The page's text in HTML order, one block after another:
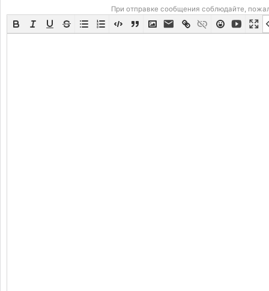
При отправке сообщения соблюдайте,